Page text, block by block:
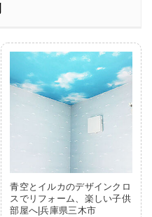
青空とイルカのデザインクロ
スでリフォーム、楽しい子供
部屋へ|兵庫県三木市